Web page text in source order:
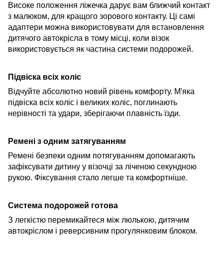
Високе положення ліжечка дарує вам ближчий контакт
з малюком, для кращого зорового контакту. Ці самі
адаптери можна використовувати для встановлення
дитячого автокрісла в тому місці, коли візок
використовується як частина системи подорожей.
Підвіска всіх коліс
Відчуйте абсолютно новий рівень комфорту. М'яка
підвіска всіх коліс і великих коліс, поглинають
нерівності та удари, зберігаючи плавність їзди.
Ремені з одним затягуванням
Ремені безпеки одним потягуванням допомагають
зафіксувати дитину у візочці за ліченою секундною
рукою. Фіксування стало легше та комфортніше.
Система подорожей готова
З легкістю перемикайтеся між люлькою, дитячим
автокріслом і реверсивним прогулянковим блоком.